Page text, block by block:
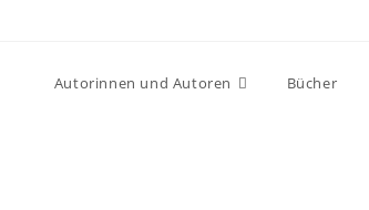
Autorinnen und Autoren Bücher